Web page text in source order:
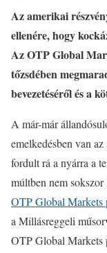
Az amerikai
ellenére, hogy
Az OTP Global
tőzsdében
bevezetéséről és a
A már-már
emelkedésben van
fordult rá a nyárra a
múltben nem
OTP Global Markets
a Millásreggeli
OTP Global Markets